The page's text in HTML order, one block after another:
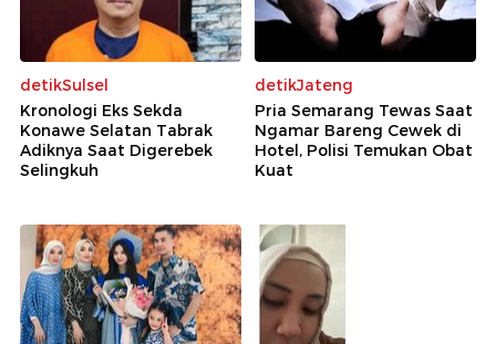
detikSulsel
Kronologi Eks Sekda
Konawe Selatan Tabrak
Adiknya Saat Digerebek
Selingkuh
detikJateng
Pria Semarang Tewas Saat
Ngamar Bareng Cewek di
Hotel, Polisi Temukan Obat
Kuat